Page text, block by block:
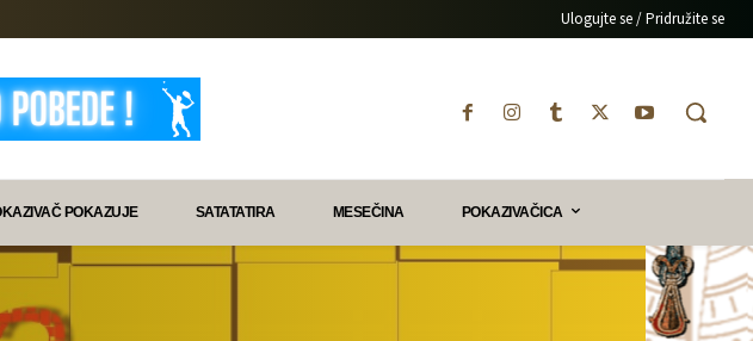
Ulogujte se / Pridružite se
POKAZUJE SATATATIRA MESEČINA POKAZIVAČICA